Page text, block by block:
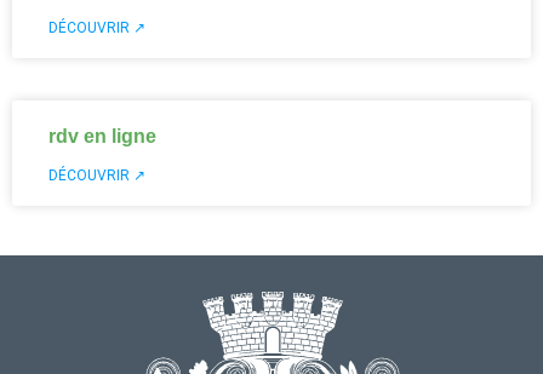
DÉCOUVRIR ↗
rdv en ligne
DÉCOUVRIR ↗